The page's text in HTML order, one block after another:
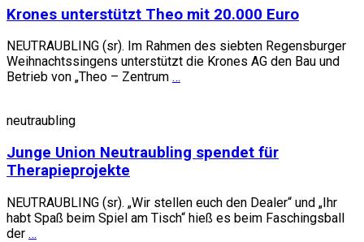
Krones unterstützt Theo mit 20.000 Euro
NEUTRAUBLING (sr). Im Rahmen des siebten Regensburger
Weihnachtssingens unterstützt die Krones AG den Bau und
Betrieb von „Theo – Zentrum …
neutraubling
Junge Union Neutraubling spendet für
Therapieprojekte
NEUTRAUBLING (sr). „Wir stellen euch den Dealer“ und „Ihr
habt Spaß beim Spiel am Tisch“ hieß es beim Faschingsball
der …